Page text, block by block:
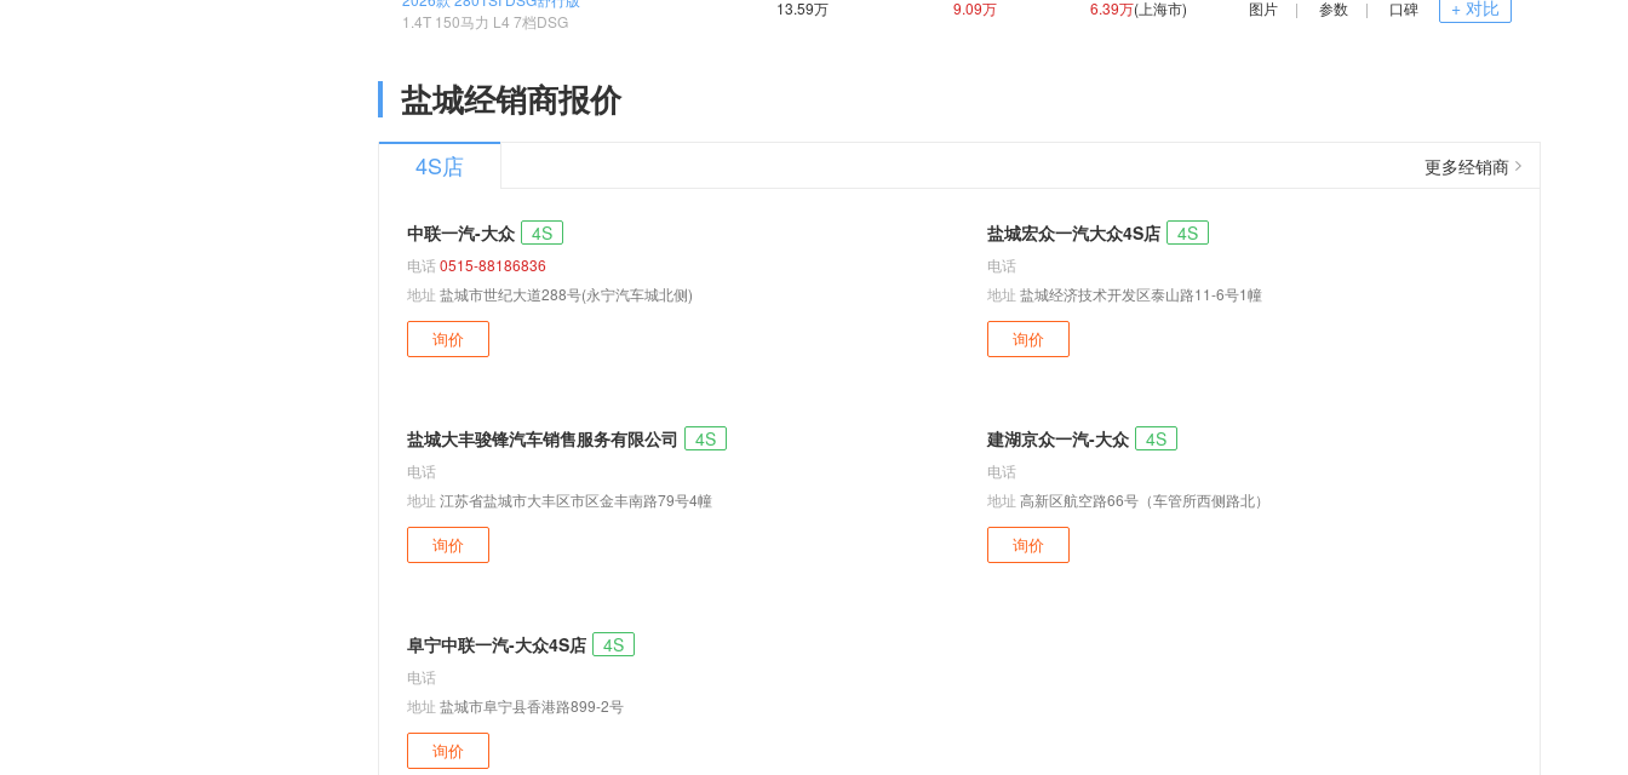
1.4T 150马力 L4 7档DSG
13.59万 9.09万 6.39万(上海市) 图片 | 参数 | 口碑 + 对比
盐城经销商报价
4S店 更多经销商
中联一汽-大众 4S
电话0515-88186836
地址 盐城市世纪大道288号(永宁汽车城北侧)
询价
盐城宏众一汽大众4S店 4S
电话
地址 盐城经济技术开发区泰山路11-6号1幢
询价
盐城大丰骏锋汽车销售服务有限公司 4S
电话
地址 江苏省盐城市大丰区市区金丰南路79号4幢
询价
建湖京众一汽-大众 4S
电话
地址 高新区航空路66号（车管所西侧路北）
询价
阜宁中联一汽-大众4S店 4S
电话
地址 盐城市阜宁县香港路899-2号
询价